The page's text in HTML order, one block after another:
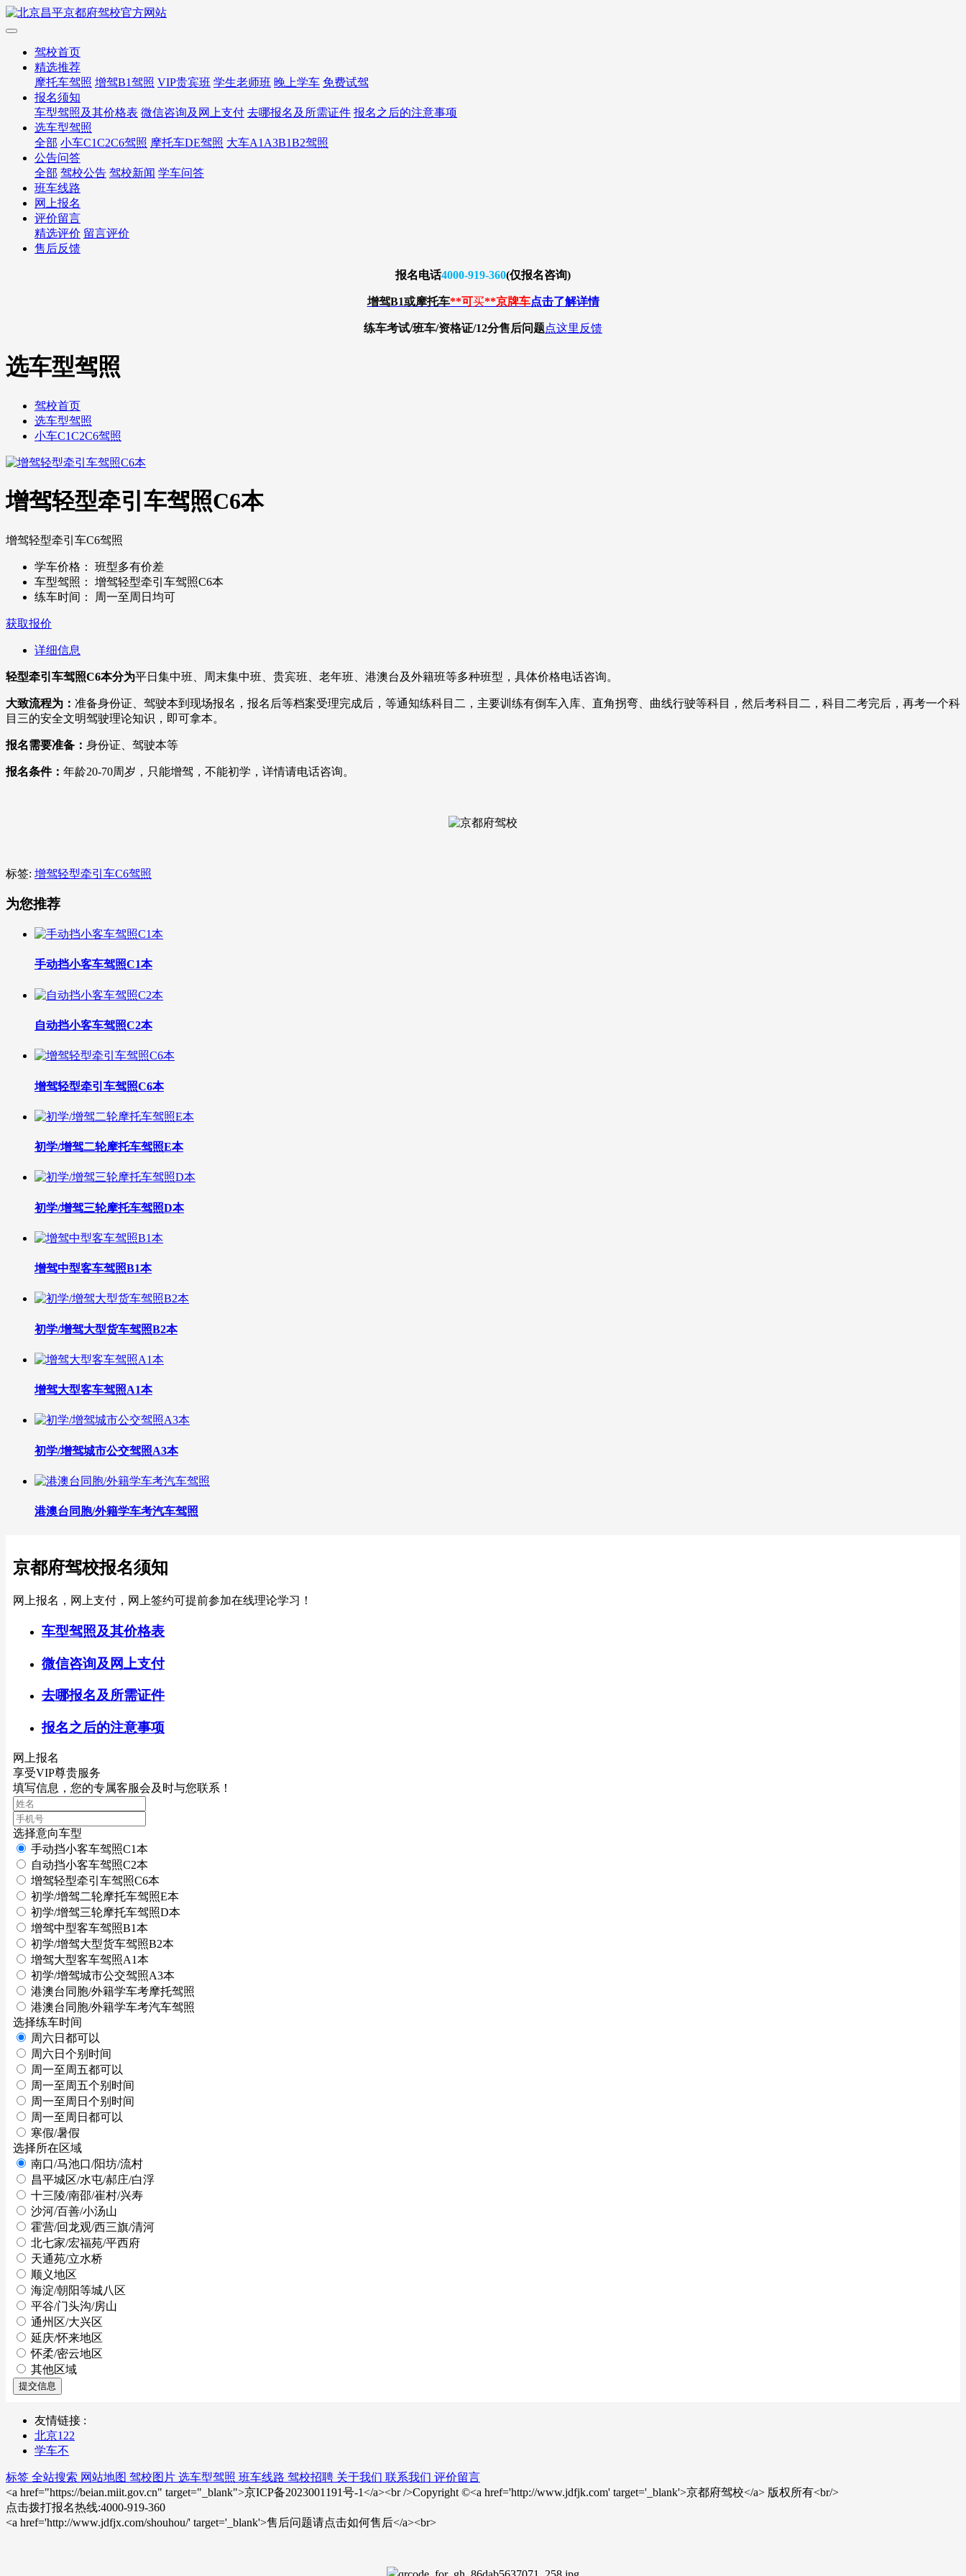
驾校首页
精选推荐
摩托车驾照 增驾B1驾照 VIP贵宾班 学生老师班 晚上学车 免费试驾
报名须知
车型驾照及其价格表 微信咨询及网上支付 去哪报名及所需证件 报名之后的注意事项
选车型驾照
全部 小车C1C2C6驾照 摩托车DE驾照 大车A1A3B1B2驾照
公告问答
全部 驾校公告 驾校新闻 学车问答
班车线路
网上报名
评价留言
精选评价 留言评价
售后反馈
报名电话4000-919-360(仅报名咨询)
增驾B1或摩托车**可买**京牌车点击了解详情
练车考试/班车/资格证/12分售后问题点这里反馈
选车型驾照
驾校首页
选车型驾照
小车C1C2C6驾照
增驾轻型牵引车驾照C6本
增驾轻型牵引车C6驾照
学车价格：
班型多有价差
车型驾照：
增驾轻型牵引车驾照C6本
练车时间：
周一至周日均可
获取报价
详细信息
轻型牵引车驾照C6本分为平日集中班、周末集中班、贵宾班、老年班、港澳台及外籍班等多种班型，具体价格电话咨询。
大致流程为： 准备身份证、驾驶本到现场报名，报名后等档案受理完成后，等通知练科目二，主要训练有倒车入库、直角拐弯、曲线行驶等科目，然后考科目二，科目二考完后，再考一个科
目三的安全文明驾驶理论知识，即可拿本。
报名需要准备： 身份证、驾驶本等
报名条件： 年龄20-70周岁，只能增驾，不能初学，详情请电话咨询。
标签: 增驾轻型牵引车C6驾照
为您推荐
手动挡小客车驾照C1本
自动挡小客车驾照C2本
增驾轻型牵引车驾照C6本
初学/增驾二轮摩托车驾照E本
初学/增驾三轮摩托车驾照D本
增驾中型客车驾照B1本
初学/增驾大型货车驾照B2本
增驾大型客车驾照A1本
初学/增驾城市公交驾照A3本
港澳台同胞/外籍学车考汽车驾照
京都府驾校报名须知
网上报名，网上支付，网上签约可提前参加在线理论学习！
车型驾照及其价格表
微信咨询及网上支付
去哪报名及所需证件
报名之后的注意事项
网上报名
享受VIP尊贵服务
填写信息，您的专属客服会及时与您联系！
选择意向车型
手动挡小客车驾照C1本
自动挡小客车驾照C2本
增驾轻型牵引车驾照C6本
初学/增驾二轮摩托车驾照E本
初学/增驾三轮摩托车驾照D本
增驾中型客车驾照B1本
初学/增驾大型货车驾照B2本
增驾大型客车驾照A1本
初学/增驾城市公交驾照A3本
港澳台同胞/外籍学车考摩托驾照
港澳台同胞/外籍学车考汽车驾照
选择练车时间
周六日都可以
周六日个别时间
周一至周五都可以
周一至周五个别时间
周一至周日个别时间
周一至周日都可以
寒假/暑假
选择所在区域
南口/马池口/阳坊/流村
昌平城区/水屯/郝庄/白浮
十三陵/南邵/崔村/兴寿
沙河/百善/小汤山
霍营/回龙观/西三旗/清河
北七家/宏福苑/平西府
天通苑/立水桥
顺义地区
海淀/朝阳等城八区
平谷/门头沟/房山
通州区/大兴区
延庆/怀来地区
怀柔/密云地区
其他区域
提交信息
友情链接 :
北京122
学车不
标签 全站搜索 网站地图 驾校图片 选车型驾照 班车线路 驾校招聘 关于我们 联系我们 评价留言
<a href="https://beian.miit.gov.cn" target="_blank">京ICP备2023001191号-1</a><br />Copyright ©<a href='http://www.jdfjk.com' target='_blank'>京都府驾校</a> 版权所有<br/>
点击拨打报名热线:4000-919-360
<a href='http://www.jdfjx.com/shouhou/' target='_blank'>售后问题请点击如何售后</a><br>